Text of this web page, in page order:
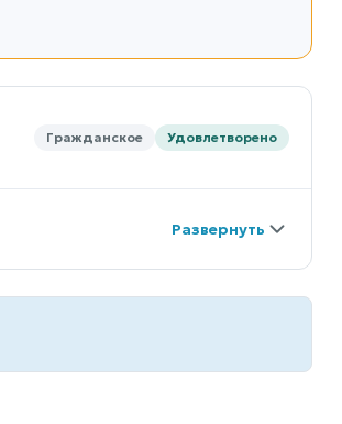
Гражданское Удовлетворено